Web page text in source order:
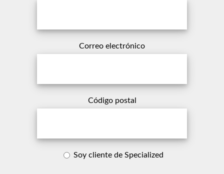
Correo electrónico
Código postal
Soy cliente de Specialized